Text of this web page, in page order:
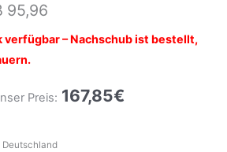
95,96
verfügbar – Nachschub ist bestellt,
Preis: 167,85€